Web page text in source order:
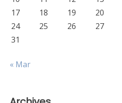
17
18 19 20
24
25 26 27
31
« Mar